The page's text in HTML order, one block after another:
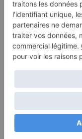
Page de
cochon d'Inde
domestique,…